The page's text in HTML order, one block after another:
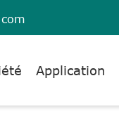
Application